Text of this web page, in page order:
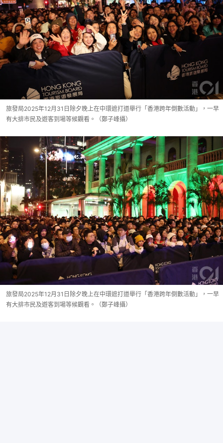
旅發局2025年12月31日除夕晚上在中環遮打道舉行「香港跨年倒數活動」，一早
有大排市民及遊客到場等候觀看。（鄭子峰攝）
旅發局2025年12月31日除夕晚上在中環遮打道舉行「香港跨年倒數活動」，一早
有大排市民及遊客到場等候觀看。（鄭子峰攝）